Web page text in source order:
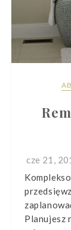
cze 21,
Planujesz